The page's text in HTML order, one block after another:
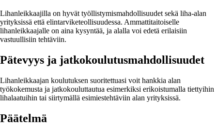
Lihanleikkaajilla on hyvät työllistymismahdollisuudet sekä liha-alan
yrityksissä että elintarviketeollisuudessa. Ammattitaitoiselle
lihanleikkaajalle on aina kysyntää, ja alalla voi edetä erilaisiin
vastuullisiin tehtäviin.
Pätevyys ja jatkokoulutusmahdollisuudet
Lihanleikkaajan koulutuksen suoritettuasi voit hankkia alan
työkokemusta ja jatkokouluttautua esimerkiksi erikoistumalla tiettyihin
lihalaatuihin tai siirtymällä esimiestehtäviin alan yrityksissä.
Päätelmä